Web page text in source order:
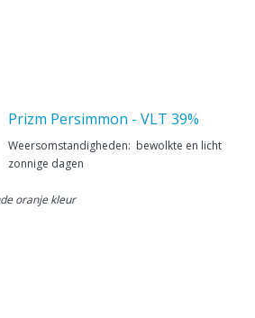
Prizm Persimmon - VLT 39%
Weersomstandigheden: bewolkte en licht
zonnige dagen
oranje kleur